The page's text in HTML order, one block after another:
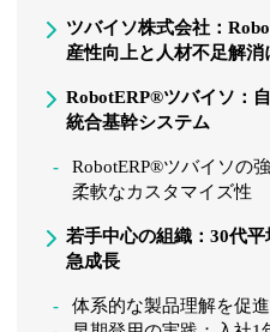
ツバイソ株式会社：
産性向上と人材不足解消
RobotERP®ツバイソ：
統合基幹システム
RobotERP®ツバイソの
柔軟なカスタマイズ性
若手中心の組織：30代
急成長
体系的な製品理解を促